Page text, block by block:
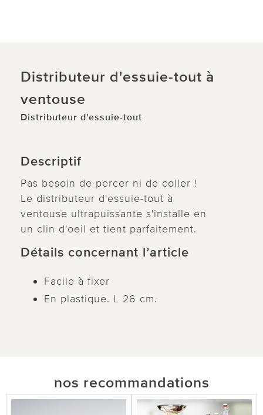
Distributeur d'essuie-tout à
ventouse
Distributeur d'essuie-tout
Descriptif
Pas besoin de percer ni de coller !
Le distributeur d'essuie-tout à
ventouse ultrapuissante s'installe en
un clin d'oeil et tient parfaitement.
Détails concernant l’article
Facile à fixer
En plastique. L 26 cm.
nos recommandations